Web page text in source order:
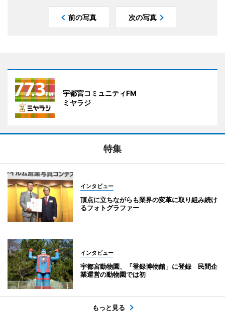
前の写真 次の写真
宇都宮コミュニティFM
ミヤラジ
特集
インタビュー
頂点に立ちながらも業界の変革に取り組み続け
るフォトグラファー
インタビュー
宇都宮動物園、「登録博物館」に登録 民間企
業運営の動物園では初
もっと見る